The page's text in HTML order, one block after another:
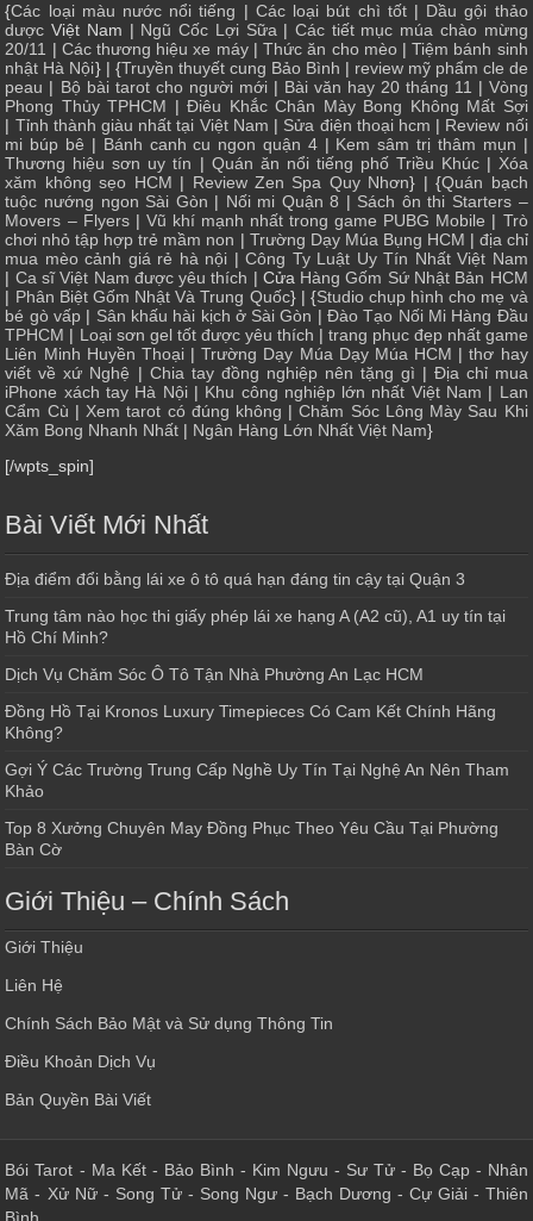
{Các loại màu nước nổi tiếng | Các loại bút chì tốt| Dầu gội thảo
dược Việt Nam | Ngũ Cốc Lợi Sữa | Các tiết mục múa chào mừng
20/11 | Các thương hiệu xe máy|Thức ăn cho mèo|Tiệm bánh sinh
nhật Hà Nội} | {Truyền thuyết cung Bảo Bình | review mỹ phẩm cle de
peau | Bộ bài tarot cho người mới| Bài văn hay 20 tháng 11 | Vòng
Phong Thủy TPHCM |Điêu Khắc Chân Mày Bong Không Mất Sợi
| Tỉnh thành giàu nhất tại Việt Nam | Sửa điện thoại hcm | Review nối
mi búp bê | Bánh canh cu ngon quận 4| Kem sâm trị thâm mụn |
Thương hiệu sơn uy tín | Quán ăn nổi tiếng phố Triều Khúc| Xóa
xăm không sẹo HCM | Review Zen Spa Quy Nhơn} | {Quán bạch
tuộc nướng ngon Sài Gòn | Nối mi Quận 8 | Sách ôn thi Starters –
Movers – Flyers| Vũ khí mạnh nhất trong game PUBG Mobile | Trò
chơi nhỏ tập hợp trẻ mầm non | Trường Dạy Múa Bụng HCM | địa chỉ
mua mèo cảnh giá rẻ hà nội |Công Ty Luật Uy Tín Nhất Việt Nam
| Ca sĩ Việt Nam được yêu thích | Cửa Hàng Gốm Sứ Nhật Bản HCM
| Phân Biệt Gốm Nhật Và Trung Quốc} | {Studio chụp hình cho mẹ và
bé gò vấp | Sân khấu hài kịch ở Sài Gòn |Đào Tạo Nối Mi Hàng Đầu
TPHCM | Loại sơn gel tốt được yêu thích | trang phục đẹp nhất game
Liên Minh Huyền Thoại|Trường Dạy Múa Dạy Múa HCM |thơ hay
viết về xứ Nghệ | Chia tay đồng nghiệp nên tặng gì | Địa chỉ mua
iPhone xách tay Hà Nội| Khu công nghiệp lớn nhất Việt Nam | Lan
Cẩm Cù | Xem tarot có đúng không |Chăm Sóc Lông Mày Sau Khi
Xăm Bong Nhanh Nhất | Ngân Hàng Lớn Nhất Việt Nam}
[/wpts_spin]
Bài Viết Mới Nhất
Địa điểm đổi bằng lái xe ô tô quá hạn đáng tin cậy tại Quận 3
Trung tâm nào học thi giấy phép lái xe hạng A (A2 cũ), A1 uy tín tại
Hồ Chí Minh?
Dịch Vụ Chăm Sóc Ô Tô Tận Nhà Phường An Lạc HCM
Đồng Hồ Tại Kronos Luxury Timepieces Có Cam Kết Chính Hãng
Không?
Gợi Ý Các Trường Trung Cấp Nghề Uy Tín Tại Nghệ An Nên Tham
Khảo
Top 8 Xưởng Chuyên May Đồng Phục Theo Yêu Cầu Tại Phường
Bàn Cờ
Giới Thiệu – Chính Sách
Giới Thiệu
Liên Hệ
Chính Sách Bảo Mật và Sử dụng Thông Tin
Điều Khoản Dịch Vụ
Bản Quyền Bài Viết
Bói Tarot - Ma Kết- Bảo Bình - Kim Ngưu - Sư Tử- Bọ Cạp- Nhân
Mã - Xử Nữ- Song Tử- Song Ngư- Bạch Dương - Cự Giải- Thiên